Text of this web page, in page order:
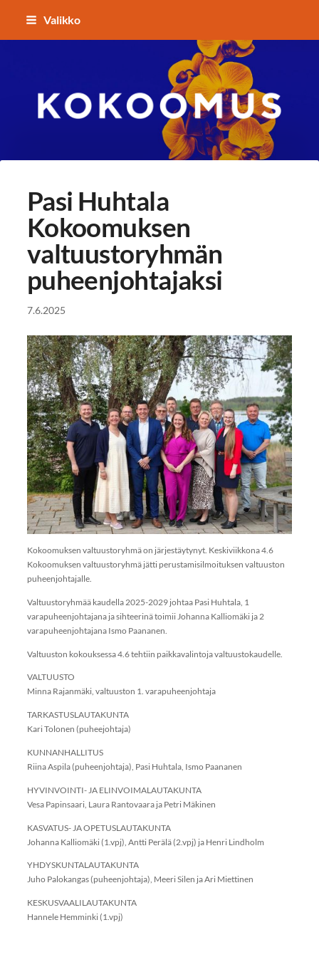
Siirry
sisältöön
Valikko
Kokoomuksen
Pasi Huhtala
Kokoomuksen
valtuustoryhmän
puheenjohtajaksi
7.6.2025
Kokoomuksen valtuustoryhmä on järjestäytynyt. Keskiviikkona 4.6
Kokoomuksen valtuustoryhmä jätti perustamisilmoituksen valtuuston
puheenjohtajalle.
Valtuustoryhmää kaudella 2025-2029 johtaa Pasi Huhtala, 1
varapuheenjohtajana ja sihteerinä toimii Johanna Kalliomäki ja 2
varapuheenjohtajana Ismo Paananen.
Valtuuston kokouksessa 4.6 tehtiin paikkavalintoja valtuustokaudelle.
VALTUUSTO
Minna Rajanmäki, valtuuston 1. varapuheenjohtaja
TARKASTUSLAUTAKUNTA
Kari Tolonen (puheejohtaja)
KUNNANHALLITUS
Riina Aspila (puheenjohtaja), Pasi Huhtala, Ismo Paananen
HYVINVOINTI- JA ELINVOIMALAUTAKUNTA
Vesa Papinsaari, Laura Rantovaara ja Petri Mäkinen
KASVATUS- JA OPETUSLAUTAKUNTA
Johanna Kalliomäki (1.vpj), Antti Perälä (2.vpj) ja Henri Lindholm
YHDYSKUNTALAUTAKUNTA
Juho Palokangas (puheenjohtaja), Meeri Silen ja Ari Miettinen
KESKUSVAALILAUTAKUNTA
Hannele Hemminki (1.vpj)